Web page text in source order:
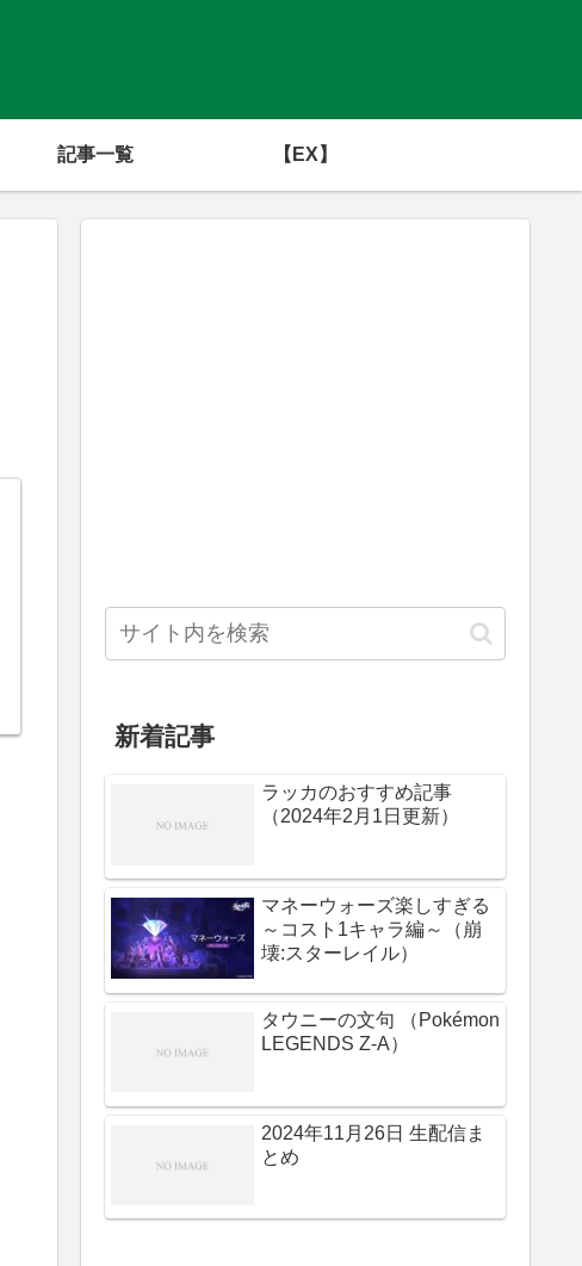
記事一覧 【EX】
新着記事
ラッカのおすすめ記事
（2024年2月1日更新）
マネーウォーズ楽しすぎる
～コスト1キャラ編～（崩
壊:スターレイル）
タウニーの文句 （Pokémon
LEGENDS Z-A）
2024年11月26日 生配信ま
とめ